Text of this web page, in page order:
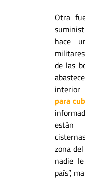
Otra
hace
de las
interior
para
están
zona
nadie
país”,